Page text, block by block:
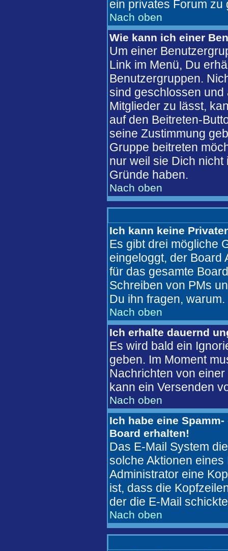
ein privates Forum zu
Nach oben
Wie kann ich einer
Um einer
Link im Menü, Du
Benutzergruppen.
sind geschlossen
Mitglieder zu lässt,
auf den Beitreten-
seine Zustimmung
Gruppe beitreten
nur weil sie Dich
Gründe haben.
Nach oben
Ich kann keine
Es gibt drei mögliche
eingeloggt, der Board
für das gesamte
Schreiben von PMs
Du ihn fragen, warum.
Nach oben
Ich erhalte dauernd
Es wird bald ein
geben. Im Moment
Nachrichten von
kann ein Versenden
Nach oben
Ich habe eine
Board erhalten!
Das E-Mail System
solche Aktionen
Administrator eine
ist, dass die
der die E-Mail
Nach oben